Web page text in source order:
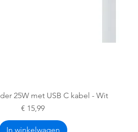
Snel overzicht
25W met USB C kabel - Wit
Prijs
€ 15,99
In winkelwagen